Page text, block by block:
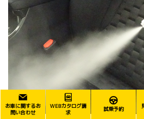
お車に関するお
問い合わせ
WEBカタログ請
求
試乗予約